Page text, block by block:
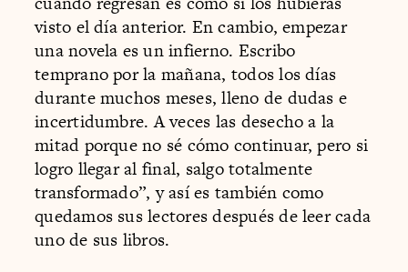
visto el día anterior. En cambio, empezar
una novela es un infierno. Escribo
temprano por la mañana, todos los días
durante muchos meses, lleno de dudas e
incertidumbre. A veces las desecho a la
mitad porque no sé cómo continuar, pero si
logro llegar al final, salgo totalmente
transformado”, y así es también como
quedamos sus lectores después de leer cada
uno de sus libros.